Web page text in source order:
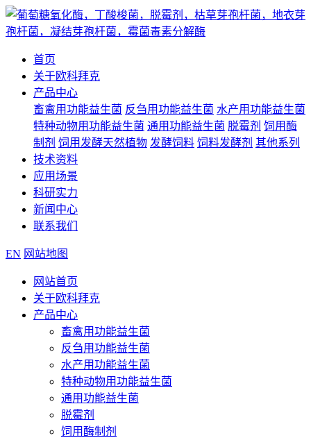
首页
关于欧科拜克
产品中心
畜禽用功能益生菌 反刍用功能益生菌 水产用功能益生菌
特种动物用功能益生菌 通用功能益生菌 脱霉剂 饲用酶
制剂 饲用发酵天然植物 发酵饲料 饲料发酵剂 其他系列
技术资料
应用场景
科研实力
新闻中心
联系我们
EN 网站地图
网站首页
关于欧科拜克
产品中心
畜禽用功能益生菌
反刍用功能益生菌
水产用功能益生菌
特种动物用功能益生菌
通用功能益生菌
脱霉剂
饲用酶制剂